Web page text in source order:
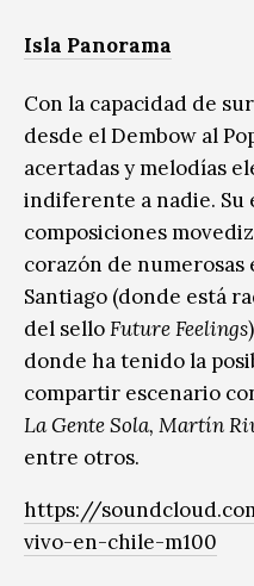
Isla Panorama
Con la capacidad de
desde el Dembow al
acertadas y melodías
indiferente a nadie. Su
composiciones
corazón de numerosas
Santiago (donde está
del selloFuture Feelings
donde ha tenido la
compartir escenario
La Gente Sola, Martín
entre otros.
https://
vivo-en-chile-m100